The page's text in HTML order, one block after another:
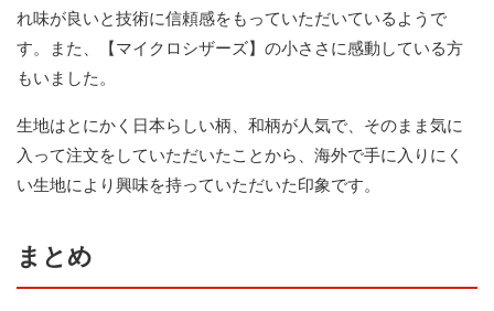
れ味が良いと技術に信頼感をもっていただいているようで
す。また、【マイクロシザーズ】の小ささに感動している方
もいました。
生地はとにかく日本らしい柄、和柄が人気で、そのまま気に
入って注文をしていただいたことから、海外で手に入りにく
い生地により興味を持っていただいた印象です。
まとめ